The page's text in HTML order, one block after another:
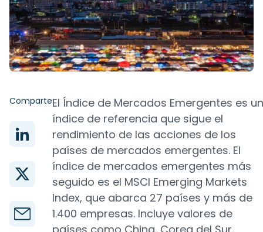
ComparteEl Índice de Mercados Emergentes es un
índice de referencia que sigue el
rendimiento de las acciones de los
países de mercados emergentes. El
índice de mercados emergentes más
seguido es el MSCI Emerging Markets
Index, que abarca 27 países y más de
1.400 empresas. Incluye valores de